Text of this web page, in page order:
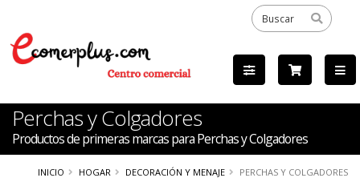
Perchas y Colgadores
Productos de primeras marcas para Perchas y Colgadores
INICIO HOGAR DECORACIÓN Y MENAJE PERCHAS Y COLGADORES